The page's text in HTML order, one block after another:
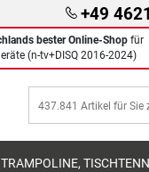
+49
bester Online-Shop für
(n-tv+DISQ 2016-2024)
TRAMPOLINE,